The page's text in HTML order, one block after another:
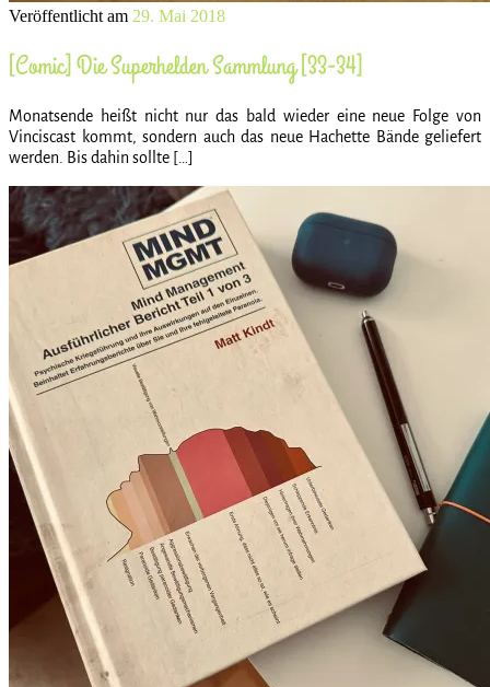
Veröffentlicht am 29. Mai 2018
[Comic] Die Superhelden Sammlung [33-34]
Monatsende heißt nicht nur das bald wieder eine neue Folge von
Vinciscast kommt, sondern auch das neue Hachette Bände geliefert
werden. Bis dahin sollte […]